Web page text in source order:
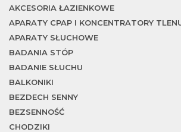
AKCESORIA ŁAZIENKOWE
APARATY CPAP I KONCENTRATORY
APARATY SŁUCHOWE
BADANIA STÓP
BADANIE SŁUCHU
BALKONIKI
BEZDECH SENNY
BEZSENNOŚĆ
CHODZIKI